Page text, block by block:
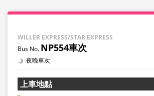
WILLER EXPRESS/STAR EXPRESS
NP554車次
夜晚車次
上車地點